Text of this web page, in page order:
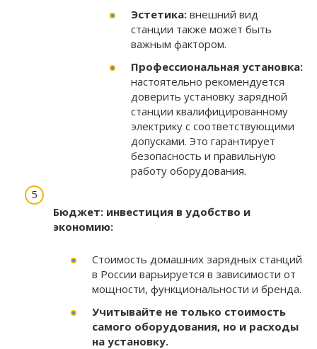
Эстетика: внешний вид
станции также может быть
важным фактором.
Профессиональная установка:
настоятельно рекомендуется
доверить установку зарядной
станции квалифицированному
электрику с соответствующими
допусками. Это гарантирует
безопасность и правильную
работу оборудования.
Бюджет: инвестиция в удобство и
экономию:
Стоимость домашних зарядных станций
в России варьируется в зависимости от
мощности, функциональности и бренда.
Учитывайте не только стоимость
самого оборудования, но и расходы
на установку.